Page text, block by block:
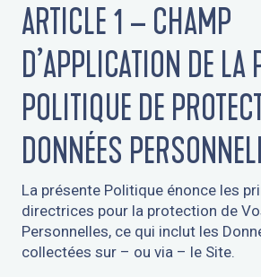
ARTICLE 1 – CHAMP
D’APPLICATION DE LA
POLITIQUE DE
DONNÉES
La présente Politique énonce les
directrices pour la protection de
Personnelles, ce qui inclut les
collectées sur – ou via – le Site.